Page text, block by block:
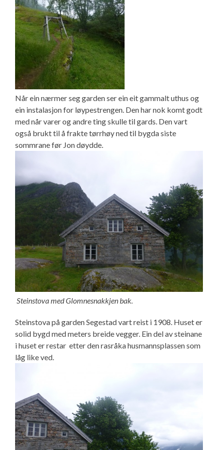
Når ein nærmer seg garden ser ein eit gammalt uthus og
ein instalasjon for løypestrengen. Den har nok komt godt
med når varer og andre ting skulle til gards. Den vart
også brukt til å frakte tørrhøy ned til bygda siste
sommrane før Jon døydde.
Steinstova med Glomnesnakkjen bak.
Steinstova på garden Segestad vart reist i 1908. Huset er
solid bygd med meters breide vegger. Ein del av steinane
i huset er restar etter den rasråka husmannsplassen som
låg like ved.